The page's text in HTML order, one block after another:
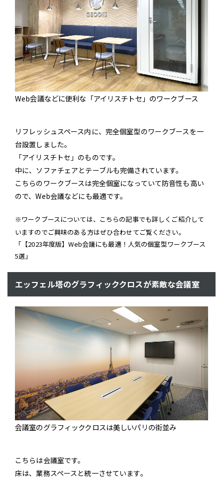
Web会議などに便利な「アイリスチトセ」のワークブース
リフレッシュスペース内に、完全個室型のワークブースを一
台設置しました。
「アイリスチトセ」のものです。
中に、ソファチェアとテーブルも完備されています。
こちらのワークブースは完全個室になっていて防音性も高い
ので、Web会議などにも最適です。
※ワークブースについては、こちらの記事でも詳しくご紹介して
いますのでご興味のある方はぜひ合わせてご覧ください。
「【2023年度版】Web会議にも最適！人気の個室型ワークブース
5選」
エッフェル塔のグラフィッククロスが素敵な会議室
会議室のグラフィッククロスは美しいパリの街並み
こちらは会議室です。
床は、業務スペースと統一させています。